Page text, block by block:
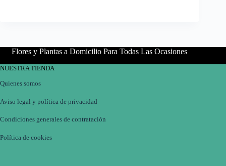
Flores y Plantas a Domicilio Para Todas Las Ocasiones
NUESTRA TIENDA
Quienes somos
Aviso legal y política de privacidad
Condiciones generales de contratación
Política de cookies